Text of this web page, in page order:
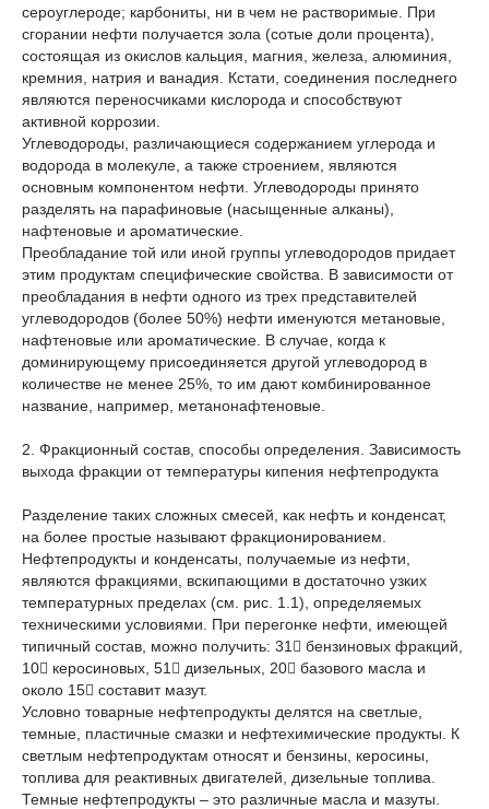
сероуглероде; карбониты, ни в чем не растворимые. При
сгорании нефти получается зола (сотые доли процента),
состоящая из окислов кальция, магния, железа, алюминия,
кремния, натрия и ванадия. Кстати, соединения последнего
являются переносчиками кислорода и способствуют
активной коррозии.
Углеводороды, различающиеся содержанием углерода и
водорода в молекуле, а также строением, являются
основным компонентом нефти. Углеводороды принято
разделять на парафиновые (насыщенные алканы),
нафтеновые и ароматические.
Преобладание той или иной группы углеводородов придает
этим продуктам специфические свойства. В зависимости от
преобладания в нефти одного из трех представителей
углеводородов (более 50%) нефти именуются метановые,
нафтеновые или ароматические. В случае, когда к
доминирующему присоединяется другой углеводород в
количестве не менее 25%, то им дают комбинированное
название, например, метанонафтеновые.
2. Фракционный состав, способы определения. Зависимость
выхода фракции от температуры кипения нефтепродукта
Разделение таких сложных смесей, как нефть и конденсат,
на более простые называют фракционированием.
Нефтепродукты и конденсаты, получаемые из нефти,
являются фракциями, вскипающими в достаточно узких
температурных пределах (см. рис. 1.1), определяемых
техническими условиями. При перегонке нефти, имеющей
типичный состав, можно получить: 31 бензиновых фракций,
10 керосиновых, 51 дизельных, 20 базового масла и
около 15 составит мазут.
Условно товарные нефтепродукты делятся на светлые,
темные, пластичные смазки и нефтехимические продукты. К
светлым нефтепродуктам относят и бензины, керосины,
топлива для реактивных двигателей, дизельные топлива.
Темные нефтепродукты – это различные масла и мазуты.